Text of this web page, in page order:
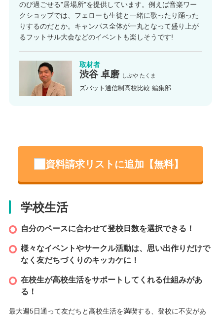
茨城県高萩市赤浜2086-1
のび過ごせる"居場所"を提供しています。例えば音楽ワー
クショップでは、フェローも生徒と一緒に歌ったり踊った
りするのだとか。キャンパス全体が一丸となって盛り上が
るフットサル大会などのイベントも楽しそうです!
取材者
渋谷 卓磨 しぶや たくま
ズバット通信制高校比較 編集部
資料請求リストに追加【無料】
学校生活
自分のペースに合わせて登校日数を選択できる！
様々なイベントやサークル活動は、思い出作りだけで
なく友だちづくりのキッカケに！
在校生が高校生活をサポートしてくれる仕組みがあ
る！
最大週5日通って友だちと高校生活を満喫する、登校に不安があ